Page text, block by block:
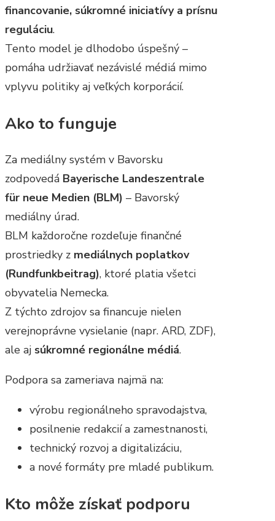
financovanie, súkromné iniciatívy a prísnu
reguláciu.
Tento model je dlhodobo úspešný –
pomáha udržiavať nezávislé médiá mimo
vplyvu politiky aj veľkých korporácií.
Ako to funguje
Za mediálny systém v Bavorsku
zodpovedá Bayerische Landeszentrale
für neue Medien (BLM) – Bavorský
mediálny úrad.
BLM každoročne rozdeľuje finančné
prostriedky z mediálnych poplatkov
(Rundfunkbeitrag), ktoré platia všetci
obyvatelia Nemecka.
Z týchto zdrojov sa financuje nielen
verejnoprávne vysielanie (napr. ARD, ZDF),
ale aj súkromné regionálne médiá.
Podpora sa zameriava najmä na:
výrobu regionálneho spravodajstva,
posilnenie redakcií a zamestnanosti,
technický rozvoj a digitalizáciu,
a nové formáty pre mladé publikum.
Kto môže získať podporu